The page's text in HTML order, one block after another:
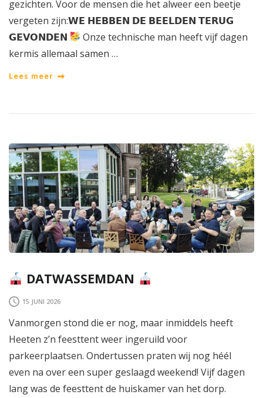
gezichten. Voor de mensen die het alweer een beetje
vergeten zijn:𝗪𝗘 𝗛𝗘𝗕𝗕𝗘𝗡 𝗗𝗘 𝗕𝗘𝗘𝗟𝗗𝗘𝗡 𝗧𝗘𝗥𝗨𝗚
𝗚𝗘𝗩𝗢𝗡𝗗𝗘𝗡
Onze technische man heeft vijf dagen
kermis allemaal samen …
Lees meer
DATWASSEMDAN
15 JUNI 2026
Vanmorgen stond die er nog, maar inmiddels heeft
Heeten z’n feesttent weer ingeruild voor
parkeerplaatsen. Ondertussen praten wij nog héél
even na over een super geslaagd weekend! Vijf dagen
lang was de feesttent de huiskamer van het dorp.